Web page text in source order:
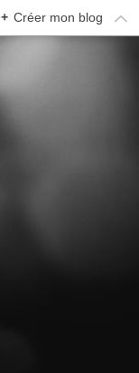
+ Créer mon blog